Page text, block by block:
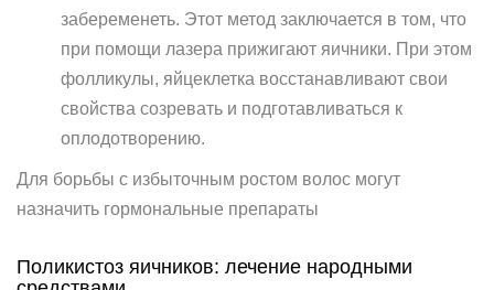
забеременеть. Этот метод заключается в том, что
при помощи лазера прижигают яичники. При этом
фолликулы, яйцеклетка восстанавливают свои
свойства созревать и подготавливаться к
оплодотворению.
Для борьбы с избыточным ростом волос могут
назначить гормональные препараты
Поликистоз яичников: лечение народными